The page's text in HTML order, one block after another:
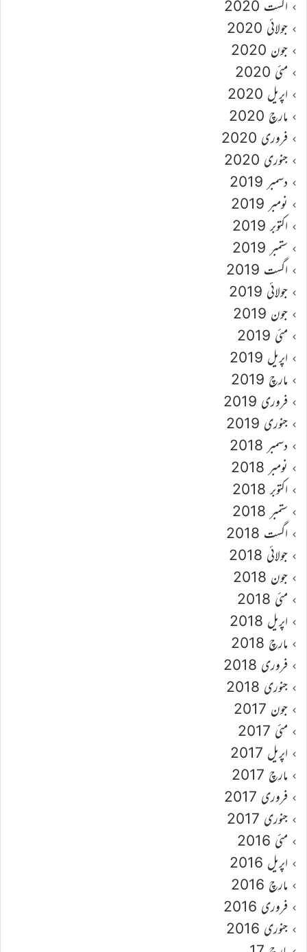
اگست 2020
جولائی 2020
جون 2020
مئی 2020
اپریل 2020
مارچ 2020
فروری 2020
جنوری 2020
دسمبر 2019
نومبر 2019
اکتوبر 2019
ستمبر 2019
اگست 2019
جولائی 2019
جون 2019
مئی 2019
اپریل 2019
مارچ 2019
فروری 2019
جنوری 2019
دسمبر 2018
نومبر 2018
اکتوبر 2018
ستمبر 2018
اگست 2018
جولائی 2018
جون 2018
مئی 2018
اپریل 2018
مارچ 2018
فروری 2018
جنوری 2018
جون 2017
مئی 2017
اپریل 2017
مارچ 2017
فروری 2017
جنوری 2017
مئی 2016
اپریل 2016
مارچ 2016
فروری 2016
جنوری 2016